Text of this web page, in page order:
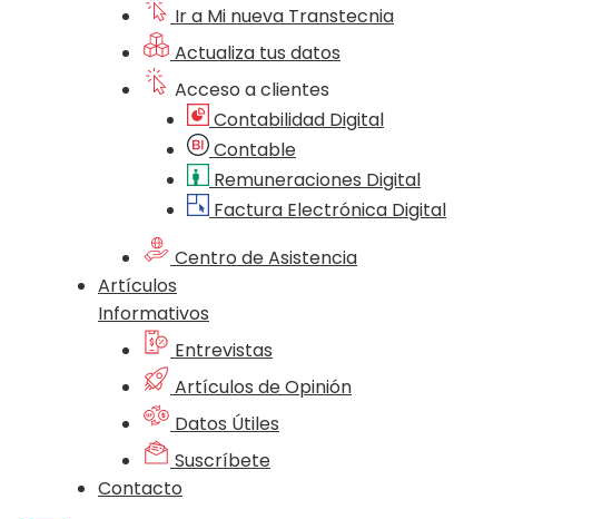
Ir a Mi nueva Transtecnia
Actualiza tus datos
Acceso a clientes
Contabilidad Digital
Contable
Remuneraciones Digital
Factura Electrónica Digital
Centro de Asistencia
Artículos
Informativos
Entrevistas
Artículos de Opinión
Datos Útiles
Suscríbete
Contacto